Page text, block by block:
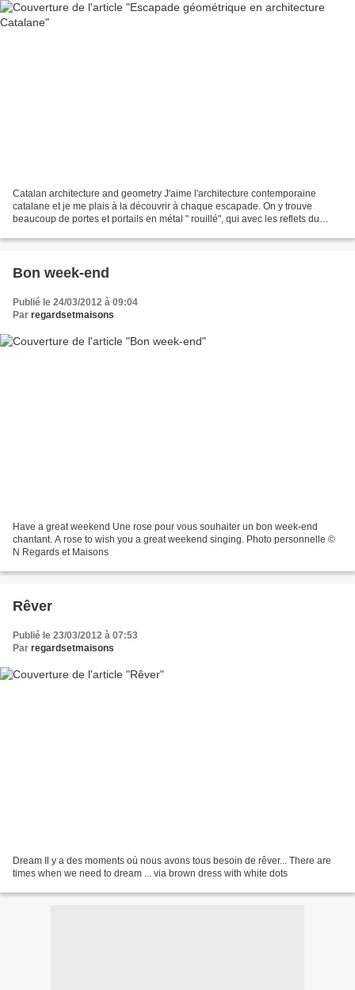
Catalan architecture and geometry J'aime l'architecture contemporaine
catalane et je me plais à la découvrir à chaque escapade. On y trouve
beaucoup de portes et portails en métal " rouillé", qui avec les reflets du
Bon week-end
Publié le 24/03/2012 à 09:04
Par regardsetmaisons
Have a great weekend Une rose pour vous souhaiter un bon week-end
chantant. A rose to wish you a great weekend singing. Photo personnelle ©
N Regards et Maisons
Rêver
Publié le 23/03/2012 à 07:53
Par regardsetmaisons
Dream Il y a des moments où nous avons tous besoin de rêver... There are
times when we need to dream ... via brown dress with white dots